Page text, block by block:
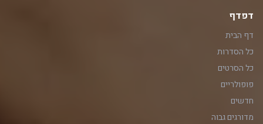
דפדף
דף הבית
כל הסדרות
כל הסרטים
פופולריים
חדשים
מדורגים גבוה